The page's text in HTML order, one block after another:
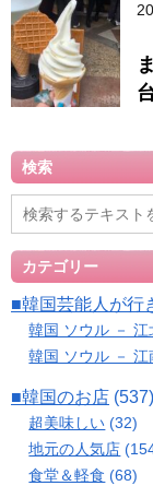
検索
カテゴリー
■韓国芸能人が行
韓国 ソウル － 江
韓国 ソウル － 江
■韓国のお店 (537)
超美味しい (32)
地元の人気店
食堂＆軽食 (68)